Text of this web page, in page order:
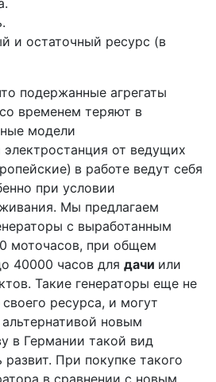
и остаточный ресурс (в
подержанные агрегаты
временем теряют в
модели
электростанция от ведущих
в работе ведут себя
при условии
Мы предлагаем
с выработанным
моточасов, при общем
40000 часов для дачи или
Такие генераторы еще не
ресурса, и могут
новым
в Германии такой вид
При покупке такого
в сравнении с новым